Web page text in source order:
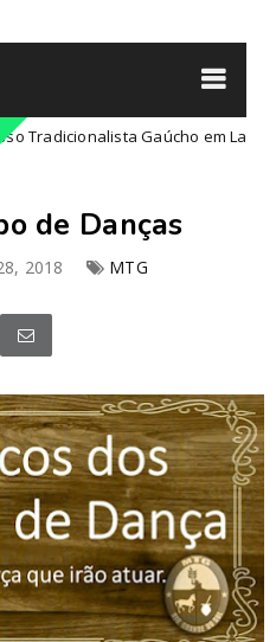
Gaúcho em Lajeado-RS
de Danças
2018 MTG